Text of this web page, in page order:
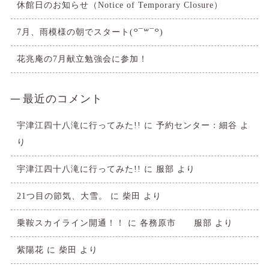
休館日のお知らせ（Notice of Temporary Closure）
7月、雨模様の朝でスタート(꒪¯꒳​¯꒪)
花兆庵の7月献立勉強会に参加！
最近のコメント
宇津江四十八滝に行ってみた!! に 予約センター：細谷 よ
り
宇津江四十八滝に行ってみた!! に 服部 より
21つ目の節気、大雪。 に 柴田 より
乗鞍スカイライン開通！！ に 各務原市 服部 より
紫陽花 に 柴田 より